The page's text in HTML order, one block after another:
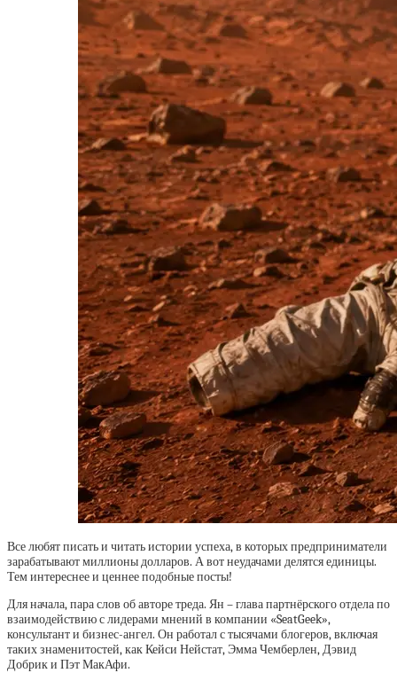
Все любят писать и читать истории успеха, в которых предприниматели
зарабатывают миллионы долларов. А вот неудачами делятся единицы.
Тем интереснее и ценнее подобные посты!
Для начала, пара слов об авторе треда. Ян – глава партнёрского отдела по
взаимодействию с лидерами мнений в компании «SeatGeek»,
консультант и бизнес-ангел. Он работал с тысячами блогеров, включая
таких знаменитостей, как Кейси Нейстат, Эмма Чемберлен, Дэвид
Добрик и Пэт МакАфи.